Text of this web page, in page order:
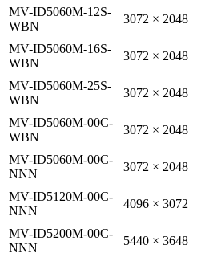
MV-ID5060M-12S-
WBN
3072 × 2048
MV-ID5060M-16S-
WBN
3072 × 2048
MV-ID5060M-25S-
WBN
3072 × 2048
MV-ID5060M-00C-
WBN
3072 × 2048
MV-ID5060M-00C-
NNN
3072 × 2048
MV-ID5120M-00C-
NNN
4096 × 3072
MV-ID5200M-00C-
NNN
5440 × 3648